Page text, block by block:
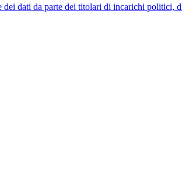
dei dati da parte dei titolari di incarichi politici,